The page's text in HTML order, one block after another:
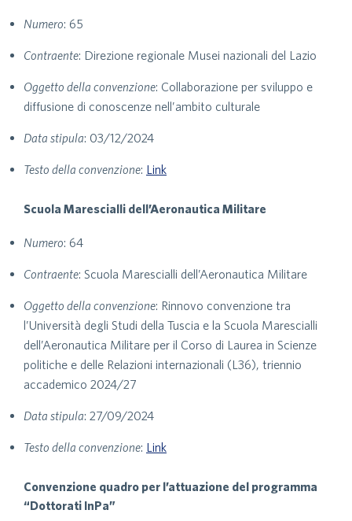
Numero: 65
Contraente: Direzione regionale Musei nazionali del Lazio
Oggetto della convenzione: Collaborazione per sviluppo e
diffusione di conoscenze nell’ambito culturale
Data stipula: 03/12/2024
Testo della convenzione: Link
Scuola Marescialli dell’Aeronautica Militare
Numero: 64
Contraente: Scuola Marescialli dell’Aeronautica Militare
Oggetto della convenzione: Rinnovo convenzione tra
l’Università degli Studi della Tuscia e la Scuola Marescialli
dell’Aeronautica Militare per il Corso di Laurea in Scienze
politiche e delle Relazioni internazionali (L36), triennio
accademico 2024/27
Data stipula: 27/09/2024
Testo della convenzione: Link
Convenzione quadro per l’attuazione del programma
“Dottorati InPa”